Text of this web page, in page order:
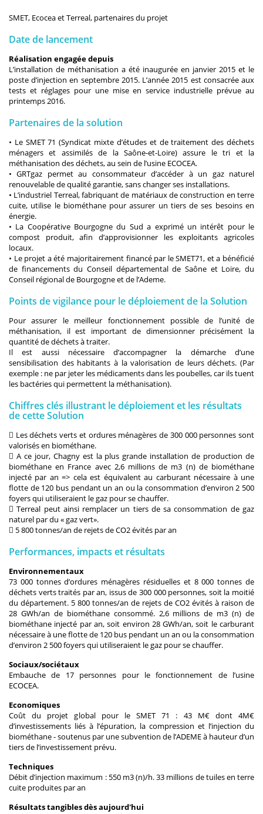
SMET, Ecocea et Terreal, partenaires du projet
Date de lancement
Réalisation engagée depuis
L’installation de méthanisation a été inaugurée en janvier 2015 et le
poste d’injection en septembre 2015. L’année 2015 est consacrée aux
tests et réglages pour une mise en service industrielle prévue au
printemps 2016.
Partenaires de la solution
• Le SMET 71 (Syndicat mixte d’études et de traitement des déchets
ménagers et assimilés de la Saône-et-Loire) assure le tri et la
méthanisation des déchets, au sein de l’usine ECOCEA.
• GRTgaz permet au consommateur d’accéder à un gaz naturel
renouvelable de qualité garantie, sans changer ses installations.
• L’industriel Terreal, fabriquant de matériaux de construction en terre
cuite, utilise le biométhane pour assurer un tiers de ses besoins en
énergie.
• La Coopérative Bourgogne du Sud a exprimé un intérêt pour le
compost produit, afin d’approvisionner les exploitants agricoles
locaux.
• Le projet a été majoritairement financé par le SMET71, et a bénéficié
de financements du Conseil départemental de Saône et Loire, du
Conseil régional de Bourgogne et de l’Ademe.
Points de vigilance pour le déploiement de la Solution
Pour assurer le meilleur fonctionnement possible de l’unité de
méthanisation, il est important de dimensionner précisément la
quantité de déchets à traiter.
Il est aussi nécessaire d’accompagner la démarche d’une
sensibilisation des habitants à la valorisation de leurs déchets. (Par
exemple : ne par jeter les médicaments dans les poubelles, car ils tuent
les bactéries qui permettent la méthanisation).
Chiffres clés illustrant le déploiement et les résultats
de cette Solution
 Les déchets verts et ordures ménagères de 300 000 personnes sont
valorisés en biométhane.
 A ce jour, Chagny est la plus grande installation de production de
biométhane en France avec 2,6 millions de m3 (n) de biométhane
injecté par an => cela est équivalent au carburant nécessaire à une
flotte de 120 bus pendant un an ou la consommation d’environ 2 500
foyers qui utiliseraient le gaz pour se chauffer.
 Terreal peut ainsi remplacer un tiers de sa consommation de gaz
naturel par du « gaz vert».
 5 800 tonnes/an de rejets de CO2 évités par an
Performances, impacts et résultats
Environnementaux
73 000 tonnes d’ordures ménagères résiduelles et 8 000 tonnes de
déchets verts traités par an, issus de 300 000 personnes, soit la moitié
du département. 5 800 tonnes/an de rejets de CO2 évités à raison de
28 GWh/an de biométhane consommé. 2,6 millions de m3 (n) de
biométhane injecté par an, soit environ 28 GWh/an, soit le carburant
nécessaire à une flotte de 120 bus pendant un an ou la consommation
d’environ 2 500 foyers qui utiliseraient le gaz pour se chauffer.
Sociaux/sociétaux
Embauche de 17 personnes pour le fonctionnement de l’usine
ECOCEA.
Economiques
Coût du projet global pour le SMET 71 : 43 M€ dont 4M€
d’investissements liés à l’épuration, la compression et l’injection du
biométhane - soutenus par une subvention de l’ADEME à hauteur d’un
tiers de l’investissement prévu.
Techniques
Débit d’injection maximum : 550 m3 (n)/h. 33 millions de tuiles en terre
cuite produites par an
Résultats tangibles dès aujourd'hui